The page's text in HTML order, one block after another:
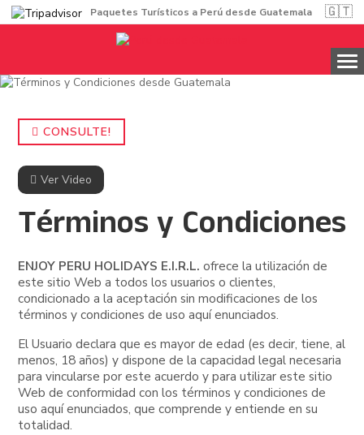
Paquetes Turísticos a Perú desde Guatemala 🇬🇹
CONSULTE!
Ver Video
Términos y Condiciones
ENJOY PERU HOLIDAYS E.I.R.L. ofrece la utilización de
este sitio Web a todos los usuarios o clientes,
condicionado a la aceptación sin modificaciones de los
términos y condiciones de uso aquí enunciados.
El Usuario declara que es mayor de edad (es decir, tiene, al
menos, 18 años) y dispone de la capacidad legal necesaria
para vincularse por este acuerdo y para utilizar este sitio
Web de conformidad con los términos y condiciones de
uso aquí enunciados, que comprende y entiende en su
totalidad.